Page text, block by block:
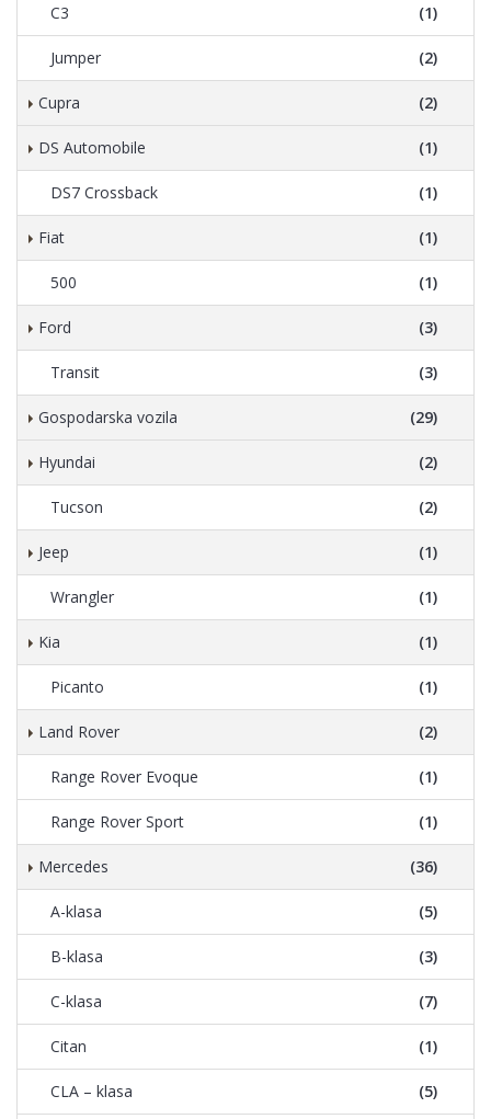
C3 (1)
Jumper (2)
Cupra (2)
DS Automobile (1)
DS7 Crossback (1)
Fiat (1)
500 (1)
Ford (3)
Transit (3)
Gospodarska vozila (29)
Hyundai (2)
Tucson (2)
Jeep (1)
Wrangler (1)
Kia (1)
Picanto (1)
Land Rover (2)
Range Rover Evoque (1)
Range Rover Sport (1)
Mercedes (36)
A-klasa (5)
B-klasa (3)
C-klasa (7)
Citan (1)
CLA – klasa (5)